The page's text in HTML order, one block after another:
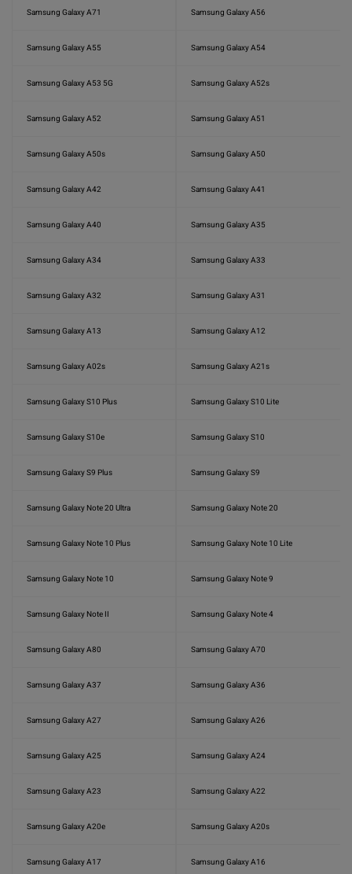
Samsung Galaxy A71 Samsung Galaxy A56
Samsung Galaxy A55 Samsung Galaxy A54
Samsung Galaxy A53 5G Samsung Galaxy A52s
Samsung Galaxy A52 Samsung Galaxy A51
Samsung Galaxy A50s Samsung Galaxy A50
Samsung Galaxy A42 Samsung Galaxy A41
Samsung Galaxy A40 Samsung Galaxy A35
Samsung Galaxy A34 Samsung Galaxy A33
Samsung Galaxy A32 Samsung Galaxy A31
Samsung Galaxy A13 Samsung Galaxy A12
Samsung Galaxy A02s Samsung Galaxy A21s
Samsung Galaxy S10 Plus Samsung Galaxy S10 Lite
Samsung Galaxy S10e Samsung Galaxy S10
Samsung Galaxy S9 Plus Samsung Galaxy S9
Samsung Galaxy Note 20 Ultra Samsung Galaxy Note 20
Samsung Galaxy Note 10 Plus Samsung Galaxy Note 10 Lite
Samsung Galaxy Note 10 Samsung Galaxy Note 9
Samsung Galaxy Note II Samsung Galaxy Note 4
Samsung Galaxy A80 Samsung Galaxy A70
Samsung Galaxy A37 Samsung Galaxy A36
Samsung Galaxy A27 Samsung Galaxy A26
Samsung Galaxy A25 Samsung Galaxy A24
Samsung Galaxy A23 Samsung Galaxy A22
Samsung Galaxy A20e Samsung Galaxy A20s
Samsung Galaxy A17 Samsung Galaxy A16